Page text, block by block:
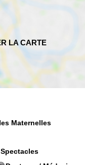
Maternelles